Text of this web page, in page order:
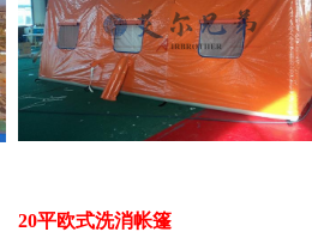
20平欧式洗消帐篷